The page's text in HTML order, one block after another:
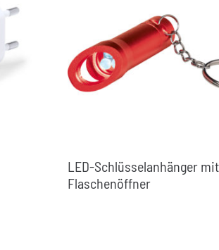
LED-Schlüsselanhänger mit
Flaschenöffner